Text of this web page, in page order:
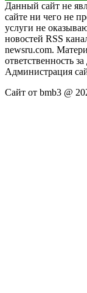
Данный сайт не
сайте ни чего не
услуги не
новостей RSS
newsru.com.
ответственность
Администрация
Сайт от bmb3 @